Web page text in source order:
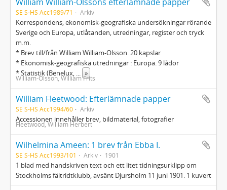
SE S-HS Acc1989/71 Arkiv
Korrespondens, ekonomisk-geografiska undersökningar rörande
Sverige och Europa, utlåtanden, utredningar, register och tryck
m.m.
* Brev till/från William William-Olsson. 20 kapslar
* Ekonomisk-geografiska utredningar : Europa. 9 lådor
* Statistik (Benelux, ... »
William-Olsson, William Frits
William Fleetwood: Efterlämnade papper
SE S-HS Acc1994/60 Arkiv
Accessionen innehåller brev, bildmaterial, fotografier
Fleetwood, William Herbert
Wilhelmina Ameen: 1 brev från Ebba I.
SE S-HS Acc1993/101 Arkiv 1901
1 blad med handskriven text och ett litet tidningsurklipp om
Stockholms fältridtklubb, avsänt Djursholm 11 juni 1901. 1 kuvert